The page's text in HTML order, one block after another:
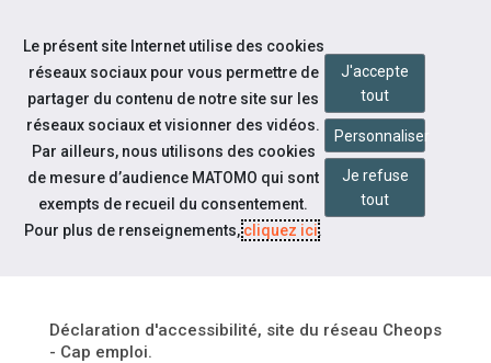
Aller au contenu
Pied de page
ACCESSIBILITÉ : PARTIELLEMENT
Déclaration d'accessibilité, site du réseau Cheops
- Cap emploi.
Le présent site Internet utilise des cookies
réseaux sociaux pour vous permettre de
partager du contenu de notre site sur les
réseaux sociaux et visionner des vidéos.
Par ailleurs, nous utilisons des cookies
de mesure d’audience MATOMO qui sont
exempts de recueil du consentement.
Pour plus de renseignements,cliquez ici.
J'accepte
tout
Personnaliser
Je refuse
tout